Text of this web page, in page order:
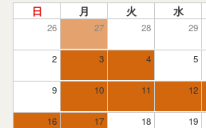
日 月 火 水
26 27 28 29
2 3 4 5
9 10 11 12
16 17 18 19